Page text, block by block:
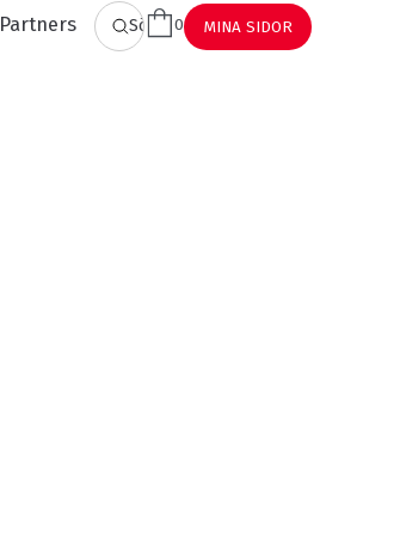
Partners SÖK
0 MINA SIDOR